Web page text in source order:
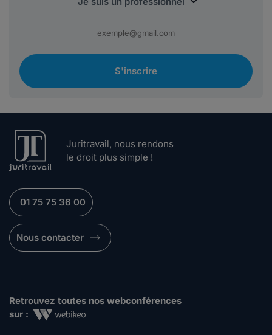
S'inscrire
Juritravail, nous rendons
le droit plus simple !
01 75 75 36 00
Nous contacter
Retrouvez toutes nos webconférences
sur :